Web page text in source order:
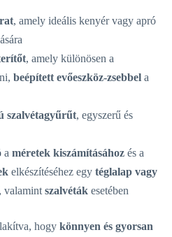
, amely ideális kenyér vagy apró
, amely különösen a
beépített evőeszköz-zsebbel a
szalvétagyűrűt, egyszerű és
a méretek kiszámításához és a
elkészítéséhez egy téglalap vagy
, valamint szalvéták esetében
hogy könnyen és gyorsan